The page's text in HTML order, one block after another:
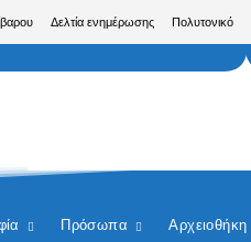
Δελτία ενημέρωσης Πολυτονικό
Πρόσωπα Αρχειοθήκη